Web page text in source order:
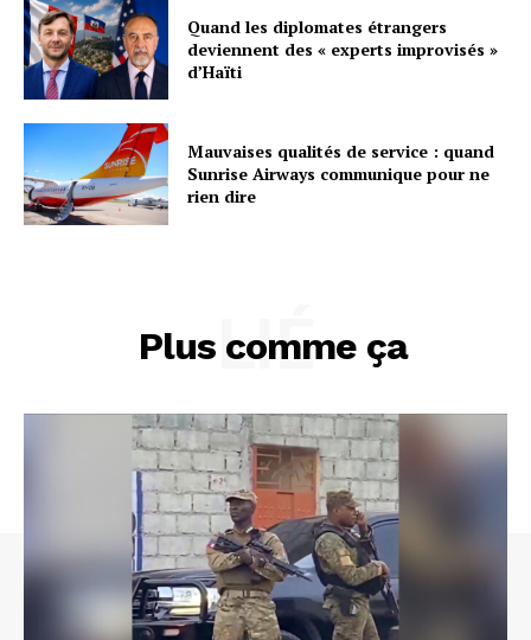
Quand les diplomates étrangers
deviennent des « experts improvisés »
d’Haïti
Mauvaises qualités de service : quand
Sunrise Airways communique pour ne
rien dire
Plus comme ça
LIÉ